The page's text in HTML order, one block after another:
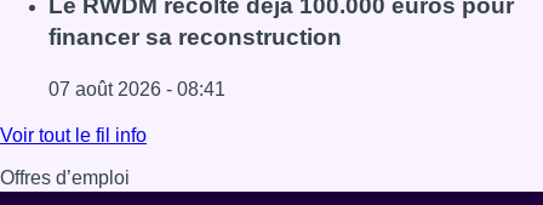
Le RWDM récolte déjà 100.000 euros pour
financer sa reconstruction
07 août 2026 - 08:41
Lire l'article Le RWDM récolte déjà 100.000 euros pour
Voir tout le fil info
Offres d’emploi